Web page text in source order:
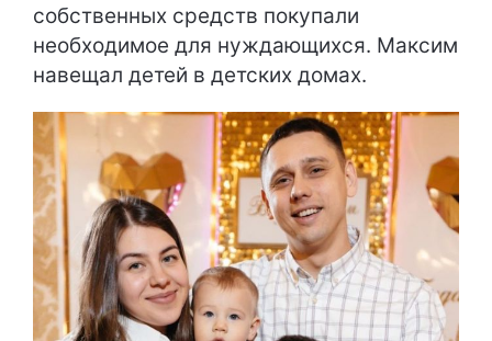
собственных средств покупали
необходимое для нуждающихся. Максим
навещал детей в детских домах.